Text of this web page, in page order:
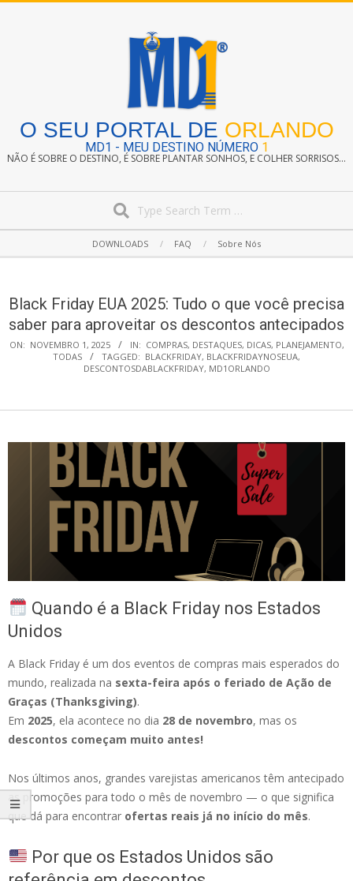
O SEU PORTAL DE ORLANDO
MD1 - MEU DESTINO NÚMERO 1
NÃO É SOBRE O DESTINO, É SOBRE PLANTAR SONHOS, E COLHER SORRISOS...
Navigation
DOWNLOADS FAQ Sobre Nós
Black Friday EUA 2025: Tudo o que você precisa
saber para aproveitar os descontos antecipados
ON: NOVEMBRO 1, 2025 IN: COMPRAS, DESTAQUES, DICAS, PLANEJAMENTO,
TODAS
TAGGED: BLACKFRIDAY, BLACKFRIDAYNOSEUA,
DESCONTOSDABLACKFRIDAY, MD1ORLANDO
Quando é a Black Friday nos Estados
Unidos
A Black Friday é um dos eventos de compras mais esperados do
mundo, realizada na sexta-feira após o feriado de Ação de
Graças (Thanksgiving).
Em 2025, ela acontece no dia 28 de novembro, mas os
descontos começam muito antes!
Nos últimos anos, grandes varejistas americanos têm antecipado
as promoções para todo o mês de novembro — o que significa
que dá para encontrar ofertas reais já no início do mês.
Por que os Estados Unidos são